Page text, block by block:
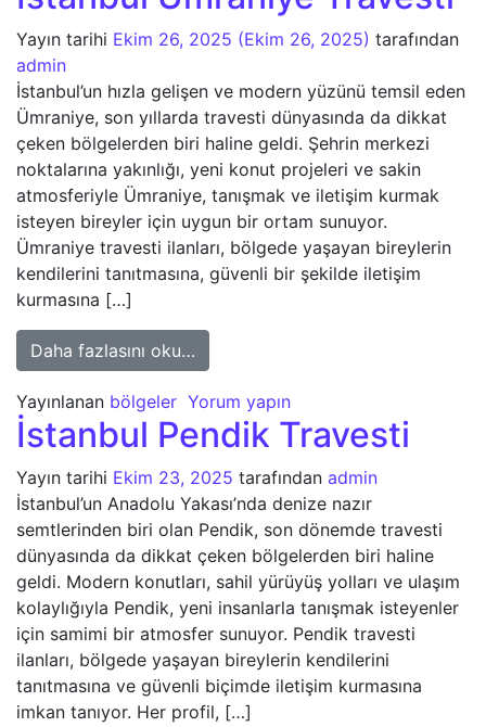
Yayın tarihi Ekim 26, 2025 (Ekim 26, 2025) tarafından
admin
İstanbul’un hızla gelişen ve modern yüzünü temsil eden
Ümraniye, son yıllarda travesti dünyasında da dikkat
çeken bölgelerden biri haline geldi. Şehrin merkezi
noktalarına yakınlığı, yeni konut projeleri ve sakin
atmosferiyle Ümraniye, tanışmak ve iletişim kurmak
isteyen bireyler için uygun bir ortam sunuyor.
Ümraniye travesti ilanları, bölgede yaşayan bireylerin
kendilerini tanıtmasına, güvenli bir şekilde iletişim
kurmasına […]
Daha fazlasını oku…
Yayınlanan bölgeler Yorum yapın
İstanbul Pendik Travesti
Yayın tarihi Ekim 23, 2025 tarafından admin
İstanbul’un Anadolu Yakası’nda denize nazır
semtlerinden biri olan Pendik, son dönemde travesti
dünyasında da dikkat çeken bölgelerden biri haline
geldi. Modern konutları, sahil yürüyüş yolları ve ulaşım
kolaylığıyla Pendik, yeni insanlarla tanışmak isteyenler
için samimi bir atmosfer sunuyor. Pendik travesti
ilanları, bölgede yaşayan bireylerin kendilerini
tanıtmasına ve güvenli biçimde iletişim kurmasına
imkan tanıyor. Her profil, […]